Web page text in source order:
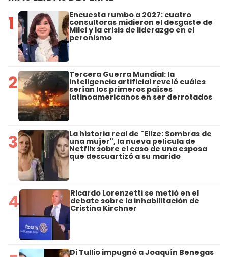
1 Encuesta rumbo a 2027: cuatro
consultoras midieron el desgaste de
Milei y la crisis de liderazgo en el
peronismo
2 Tercera Guerra Mundial: la
inteligencia artificial reveló cuáles
serían los primeros países
latinoamericanos en ser derrotados
3 La historia real de "Elize: Sombras de
una mujer", la nueva película de
Netflix sobre el caso de una esposa
que descuartizó a su marido
4 Ricardo Lorenzetti se metió en el
debate sobre la inhabilitación de
Cristina Kirchner
Di Tullio impugnó a Joaquín Benegas